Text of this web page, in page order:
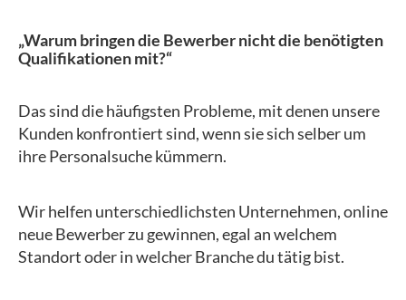
„Warum bringen die Bewerber nicht die benötigten
Qualifikationen mit?“
Das sind die häufigsten Probleme, mit denen unsere
Kunden konfrontiert sind, wenn sie sich selber um
ihre Personalsuche kümmern.
Wir helfen unterschiedlichsten Unternehmen, online
neue Bewerber zu gewinnen, egal an welchem
Standort oder in welcher Branche du tätig bist.